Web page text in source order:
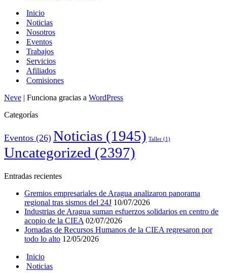
Inicio
Noticias
Nosotros
Eventos
Trabajos
Servicios
Afiliados
Comisiones
Neve | Funciona gracias a WordPress
Categorías
Eventos (26) Noticias (1945) Taller (1)
Uncategorized (2397)
Entradas recientes
Gremios empresariales de Aragua analizaron panorama
regional tras sismos del 24J 10/07/2026
Industrias de Aragua suman esfuerzos solidarios en centro de
acopio de la CIEA 02/07/2026
Jornadas de Recursos Humanos de la CIEA regresaron por
todo lo alto 12/05/2026
Inicio
Noticias